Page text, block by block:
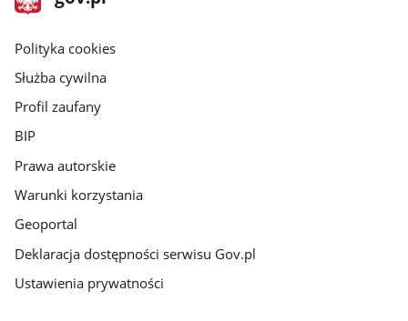
gov.pl
gov.pl
Polityka cookies
Służba cywilna
Profil zaufany
BIP
Prawa autorskie
Warunki korzystania
Geoportal
Deklaracja dostępności serwisu Gov.pl
Ustawienia prywatności